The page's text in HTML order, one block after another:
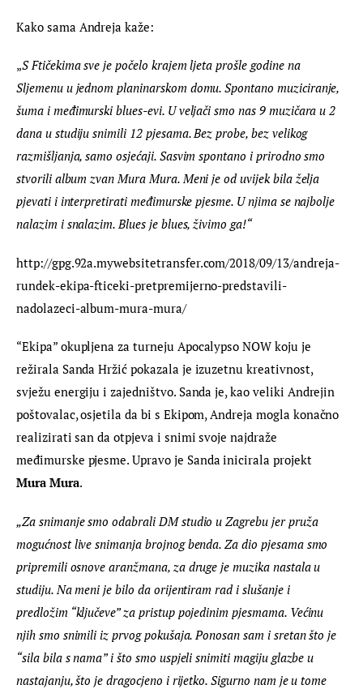
Kako sama Andreja kaže:
„S Ftičekima sve je počelo krajem ljeta prošle godine na
Sljemenu u jednom planinarskom domu. Spontano muziciranje,
šuma i međimurski blues-evi. U veljači smo nas 9 muzičara u 2
dana u studiju snimili 12 pjesama. Bez probe, bez velikog
razmišljanja, samo osjećaji. Sasvim spontano i prirodno smo
stvorili album zvan Mura Mura. Meni je od uvijek bila želja
pjevati i interpretirati međimurske pjesme. U njima se najbolje
nalazim i snalazim. Blues je blues, živimo ga!“
http://gpg.92a.mywebsitetransfer.com/2018/09/13/andreja-
rundek-ekipa-fticeki-pretpremijerno-predstavili-
nadolazeci-album-mura-mura/
“Ekipa” okupljena za turneju Apocalypso NOW koju je
režirala Sanda Hržić pokazala je izuzetnu kreativnost,
svježu energiju i zajedništvo. Sanda je, kao veliki Andrejin
poštovalac, osjetila da bi s Ekipom, Andreja mogla konačno
realizirati san da otpjeva i snimi svoje najdraže
međimurske pjesme. Upravo je Sanda inicirala projekt
Mura Mura.
„Za snimanje smo odabrali DM studio u Zagrebu jer pruža
mogućnost live snimanja brojnog benda. Za dio pjesama smo
pripremili osnove aranžmana, za druge je muzika nastala u
studiju. Na meni je bilo da orijentiram rad i slušanje i
predložim “ključeve” za pristup pojedinim pjesmama. Većinu
njih smo snimili iz prvog pokušaja. Ponosan sam i sretan što je
“sila bila s nama” i što smo uspjeli snimiti magiju glazbe u
nastajanju, što je dragocjeno i rijetko. Sigurno nam je u tome